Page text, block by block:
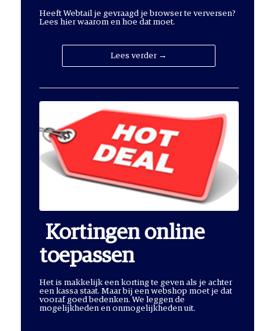
Heeft Webtail je gevraagd je browser te verversen?
Lees hier waarom en hoe dat moet.
Lees verder →
Kortingen online
toepassen
Het is makkelijk een korting te geven als je achter
een kassa staat. Maar bij een webshop moet je dat
vooraf goed bedenken. We leggen de
mogelijkheden en onmogelijkheden uit.